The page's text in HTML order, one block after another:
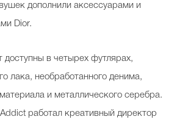
дополнили аксессуарами и
Dior.
доступны в четырех футлярах,
лака, необработанного денима,
и металлического серебра.
работал креативный директор